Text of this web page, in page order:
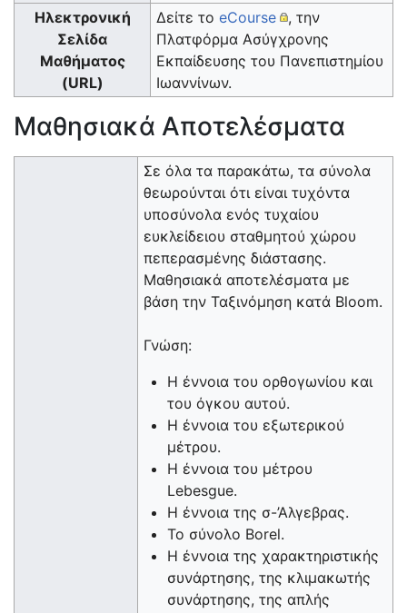
Ηλεκτρονική
Σελίδα
Μαθήματος
(URL)
Δείτε τοeCourse
, την
Πλατφόρμα Ασύγχρονης
Εκπαίδευσης του Πανεπιστημίου
Ιωαννίνων.
Μαθησιακά Αποτελέσματα
Σε όλα τα παρακάτω, τα σύνολα
θεωρούνται ότι είναι τυχόντα
υποσύνολα ενός τυχαίου
ευκλείδειου σταθμητού χώρου
πεπερασμένης διάστασης.
Μαθησιακά αποτελέσματα με
βάση την Ταξινόμηση κατά Bloom.
Γνώση:
Η έννοια του ορθογωνίου και
του όγκου αυτού.
Η έννοια του εξωτερικού
μέτρου.
Η έννοια του μέτρου
Lebesgue.
Η έννοια της σ-’Αλγεβρας.
Το σύνολο Borel.
Η έννοια της χαρακτηριστικής
συνάρτησης, της κλιμακωτής
συνάρτησης, της απλής